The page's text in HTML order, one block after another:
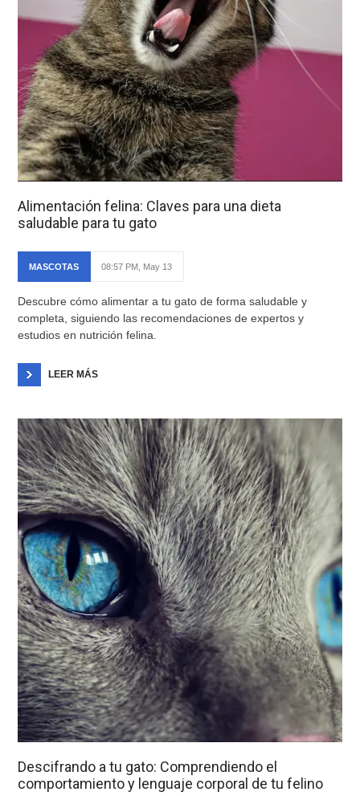
Alimentación felina: Claves para una dieta
saludable para tu gato
MASCOTAS 08:57 PM, May 13
Descubre cómo alimentar a tu gato de forma saludable y
completa, siguiendo las recomendaciones de expertos y
estudios en nutrición felina.
LEER MÁS
Descifrando a tu gato: Comprendiendo el
comportamiento y lenguaje corporal de tu felino